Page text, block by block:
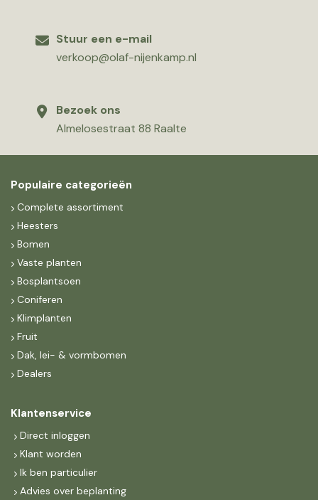
Stuur een e-mail
verkoop@olaf-nijenkamp.nl
Bezoek ons
Almelosestraat 88 Raalte
Populaire categorieën
Complete assortiment
Heesters
Bomen
Vaste planten
Bosplantsoen
Coniferen
Klimplanten
Fruit
Dak, lei- & vormbomen
Dealers
Klantenservice
Direct inloggen
Klant worden
Ik ben particulier
Advies over beplanting